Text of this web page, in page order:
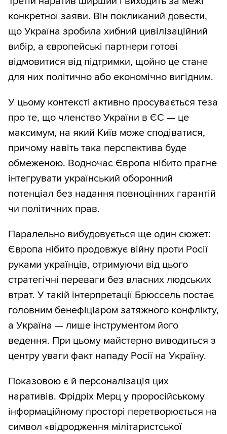
конкретної заяви. Він покликаний довести,
що Україна зробила хибний цивілізаційний
вибір, а європейські партнери готові
відмовитися від підтримки, щойно це стане
для них політично або економічно вигідним.
У цьому контексті активно просувається теза
про те, що членство України в ЄС — це
максимум, на який Київ може сподіватися,
причому навіть така перспектива буде
обмеженою. Водночас Європа нібито прагне
інтегрувати український оборонний
потенціал без надання повноцінних гарантій
чи політичних прав.
Паралельно вибудовується ще один сюжет:
Європа нібито продовжує війну проти Росії
руками українців, отримуючи від цього
стратегічні переваги без власних людських
втрат. У такій інтерпретації Брюссель постає
головним бенефіціаром затяжного конфлікту,
а Україна — лише інструментом його
ведення. При цьому майстерно виводиться з
центру уваги факт нападу Росії на Україну.
Показовою є й персоналізація цих
наративів. Фрідріх Мерц у проросійському
інформаційному просторі перетворюється на
символ «відродження мілітаристської